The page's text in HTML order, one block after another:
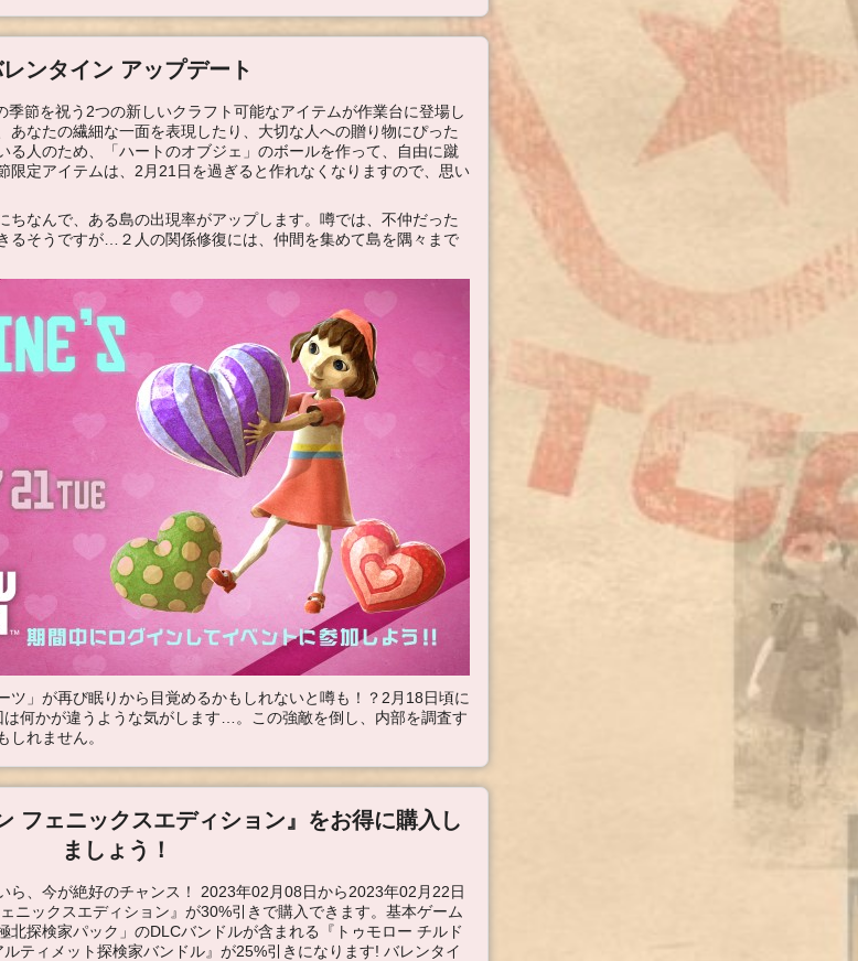
ンタイン アップデート
節を祝う2つの新しいクラフト可能なアイテムが作業台に登場し
あなたの繊細な一面を表現したり、大切な人への贈り物にぴった
る人のため、「ハートのオブジェ」のボールを作って、自由に蹴
限定アイテムは、2月21日を過ぎると作れなくなりますので、思い
ちなんで、ある島の出現率がアップします。噂では、不仲だった
るそうですが…２人の関係修復には、仲間を集めて島を隅々まで
ツ」が再び眠りから目覚めるかもしれないと噂も！？2月18日頃に
何かが違うような気がします…。この強敵を倒し、内部を調査す
れません。
フェニックスエディション』をお得に購入し
ましょう！
ら、今が絶好のチャンス！ 2023年02月08日から2023年02月22日
ニックスエディション』が30%引きで購入できます。基本ゲーム
北探検家パック」のDLCバンドルが含まれる『トゥモロー チルド
ティメット探検家バンドル』が25%引きになります! バレンタイ